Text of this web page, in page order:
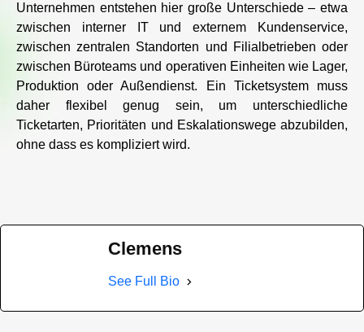
Unternehmen entstehen hier große Unterschiede – etwa
zwischen interner IT und externem Kundenservice,
zwischen zentralen Standorten und Filialbetrieben oder
zwischen Büroteams und operativen Einheiten wie Lager,
Produktion oder Außendienst. Ein Ticketsystem muss
daher flexibel genug sein, um unterschiedliche
Ticketarten, Prioritäten und Eskalationswege abzubilden,
ohne dass es kompliziert wird.
Clemens
See Full Bio